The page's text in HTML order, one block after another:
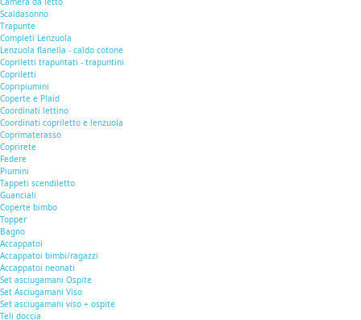
Scaldasonno
Trapunte
Completi Lenzuola
Lenzuola flanella - caldo cotone
Copriletti trapuntati - trapuntini
Copriletti
Copripiumini
Coperte e Plaid
Coordinati lettino
Coordinati copriletto e lenzuola
Coprimaterasso
Coprirete
Federe
Piumini
Tappeti scendiletto
Guanciali
Coperte bimbo
Topper
Bagno
Accappatoi
Accappatoi bimbi/ragazzi
Accappatoi neonati
Set asciugamani Ospite
Set Asciugamani Viso
Set asciugamani viso + ospite
Teli doccia